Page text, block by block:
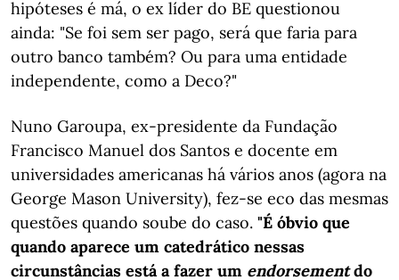
hipóteses é má, o ex líder do BE questionou
ainda: "Se foi sem ser pago, será que faria para
outro banco também? Ou para uma entidade
independente, como a Deco?"
Nuno Garoupa, ex-presidente da Fundação
Francisco Manuel dos Santos e docente em
universidades americanas há vários anos (agora na
George Mason University), fez-se eco das mesmas
questões quando soube do caso. "É óbvio que
quando aparece um catedrático nessas
circunstâncias está a fazer um endorsementdo